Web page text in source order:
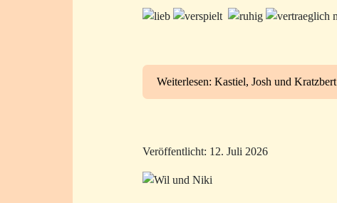
Weiterlesen: Kastiel, Josh und Kratzbert
Veröffentlicht: 12. Juli 2026